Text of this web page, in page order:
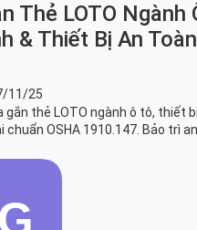
Thẻ LOTO Ngành
& Thiết Bị An
11/25
gắn thẻ LOTO ngành ô tô, thiết
chuẩn OSHA 1910.147. Bảo trì